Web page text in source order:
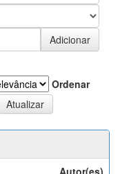
Ordenar
Autor(es)